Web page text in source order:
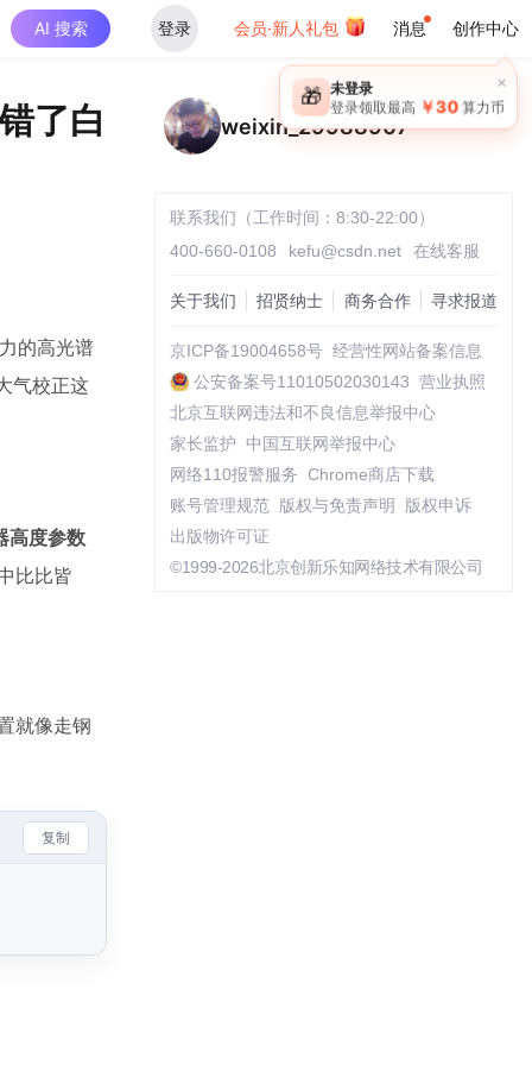
AI 搜索 登录 会员·新人礼包 消息 创作中心
×
🎁 未登录
登录领取最高 ￥30 算力币
了白
的高光谱
气校正这
高度参数
比比皆
就像走钢
复制
weixin_29988907
联系我们（工作时间：8:30-22:00）
400-660-0108
kefu@csdn.net 在线客服
关于我们 招贤纳士 商务合作 寻求报道
京ICP备19004658号 经营性网站备案信息
公安备案号11010502030143 营业执照
北京互联网违法和不良信息举报中心
家长监护
中国互联网举报中心
网络110报警服务 Chrome商店下载
账号管理规范
版权与免责声明
版权申诉
出版物许可证
©1999-2026北京创新乐知网络技术有限公司